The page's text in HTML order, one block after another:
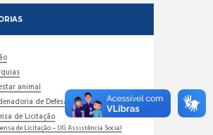
animal
de Defesa Civil
de Licitação
de Licitação – UG Assistência Social